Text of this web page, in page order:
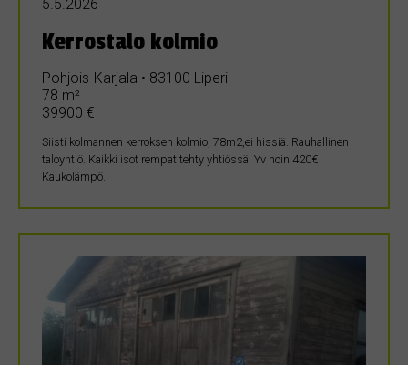
5.5.2026
Kerrostalo kolmio
Pohjois-Karjala • 83100 Liperi
78 m²
39900 €
Siisti kolmannen kerroksen kolmio, 78m2,ei hissiä. Rauhallinen
taloyhtiö. Kaikki isot rempat tehty yhtiössä. Yv noin 420€
Kaukolämpö.